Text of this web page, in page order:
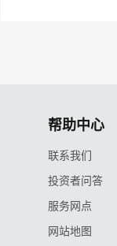
帮助中心
联系我们
投资者问答
服务网点
网站地图